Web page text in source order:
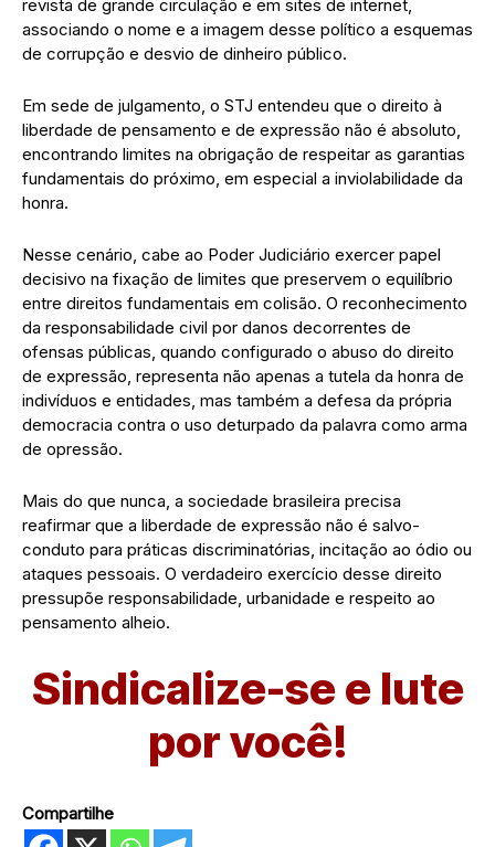
revista de grande circulação e em sites de internet,
associando o nome e a imagem desse político a esquemas
de corrupção e desvio de dinheiro público.
Em sede de julgamento, o STJ entendeu que o direito à
liberdade de pensamento e de expressão não é absoluto,
encontrando limites na obrigação de respeitar as garantias
fundamentais do próximo, em especial a inviolabilidade da
honra.
Nesse cenário, cabe ao Poder Judiciário exercer papel
decisivo na fixação de limites que preservem o equilíbrio
entre direitos fundamentais em colisão. O reconhecimento
da responsabilidade civil por danos decorrentes de
ofensas públicas, quando configurado o abuso do direito
de expressão, representa não apenas a tutela da honra de
indivíduos e entidades, mas também a defesa da própria
democracia contra o uso deturpado da palavra como arma
de opressão.
Mais do que nunca, a sociedade brasileira precisa
reafirmar que a liberdade de expressão não é salvo-
conduto para práticas discriminatórias, incitação ao ódio ou
ataques pessoais. O verdadeiro exercício desse direito
pressupõe responsabilidade, urbanidade e respeito ao
pensamento alheio.
Sindicalize-se e lute
por você!
Compartilhe